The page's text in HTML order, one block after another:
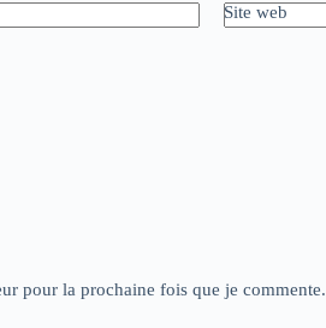
Site web
pour la prochaine fois que je commente.